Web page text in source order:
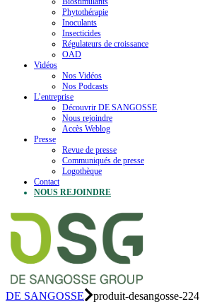
Phytothérapie
Inoculants
Insecticides
Régulateurs de croissance
OAD
Vidéos
Nos Vidéos
Nos Podcasts
L’entreprise
Découvrir DE SANGOSSE
Nous rejoindre
Accès Weblog
Presse
Revue de presse
Communiqués de presse
Logothèque
Contact
NOUS REJOINDRE
DE SANGOSSE produit-desangosse-224